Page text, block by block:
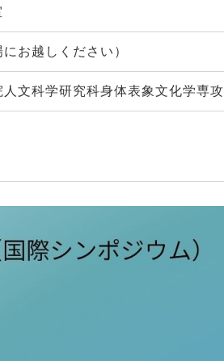
お越しください）
文科学研究科身体表象文化学専